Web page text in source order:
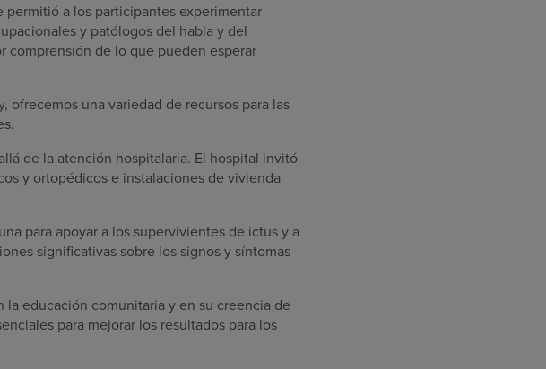
a los participantes experimentar
y patólogos del habla y del
comprensión de lo que pueden esperar
ofrecemos una variedad de recursos para las
de la atención hospitalaria. El hospital invitó
y ortopédicos e instalaciones de vivienda
para apoyar a los supervivientes de ictus y a
significativas sobre los signos y síntomas
educación comunitaria y en su creencia de
para mejorar los resultados para los